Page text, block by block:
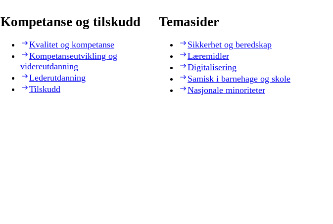
Kompetanse og tilskudd
Kvalitet og kompetanse
Kompetanseutvikling og
videreutdanning
Lederutdanning
Tilskudd
Temasider
Sikkerhet og beredskap
Læremidler
Digitalisering
Samisk i barnehage og skole
Nasjonale minoriteter